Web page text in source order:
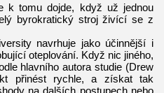
k tomu dojde, když už jednou
byrokratický stroj živící se z
navrhuje jako účinnější i
oteplování. Když nic jiného,
hlavního autora studie (Drew
přinést rychle, a získat tak
na dalších postupech nebo